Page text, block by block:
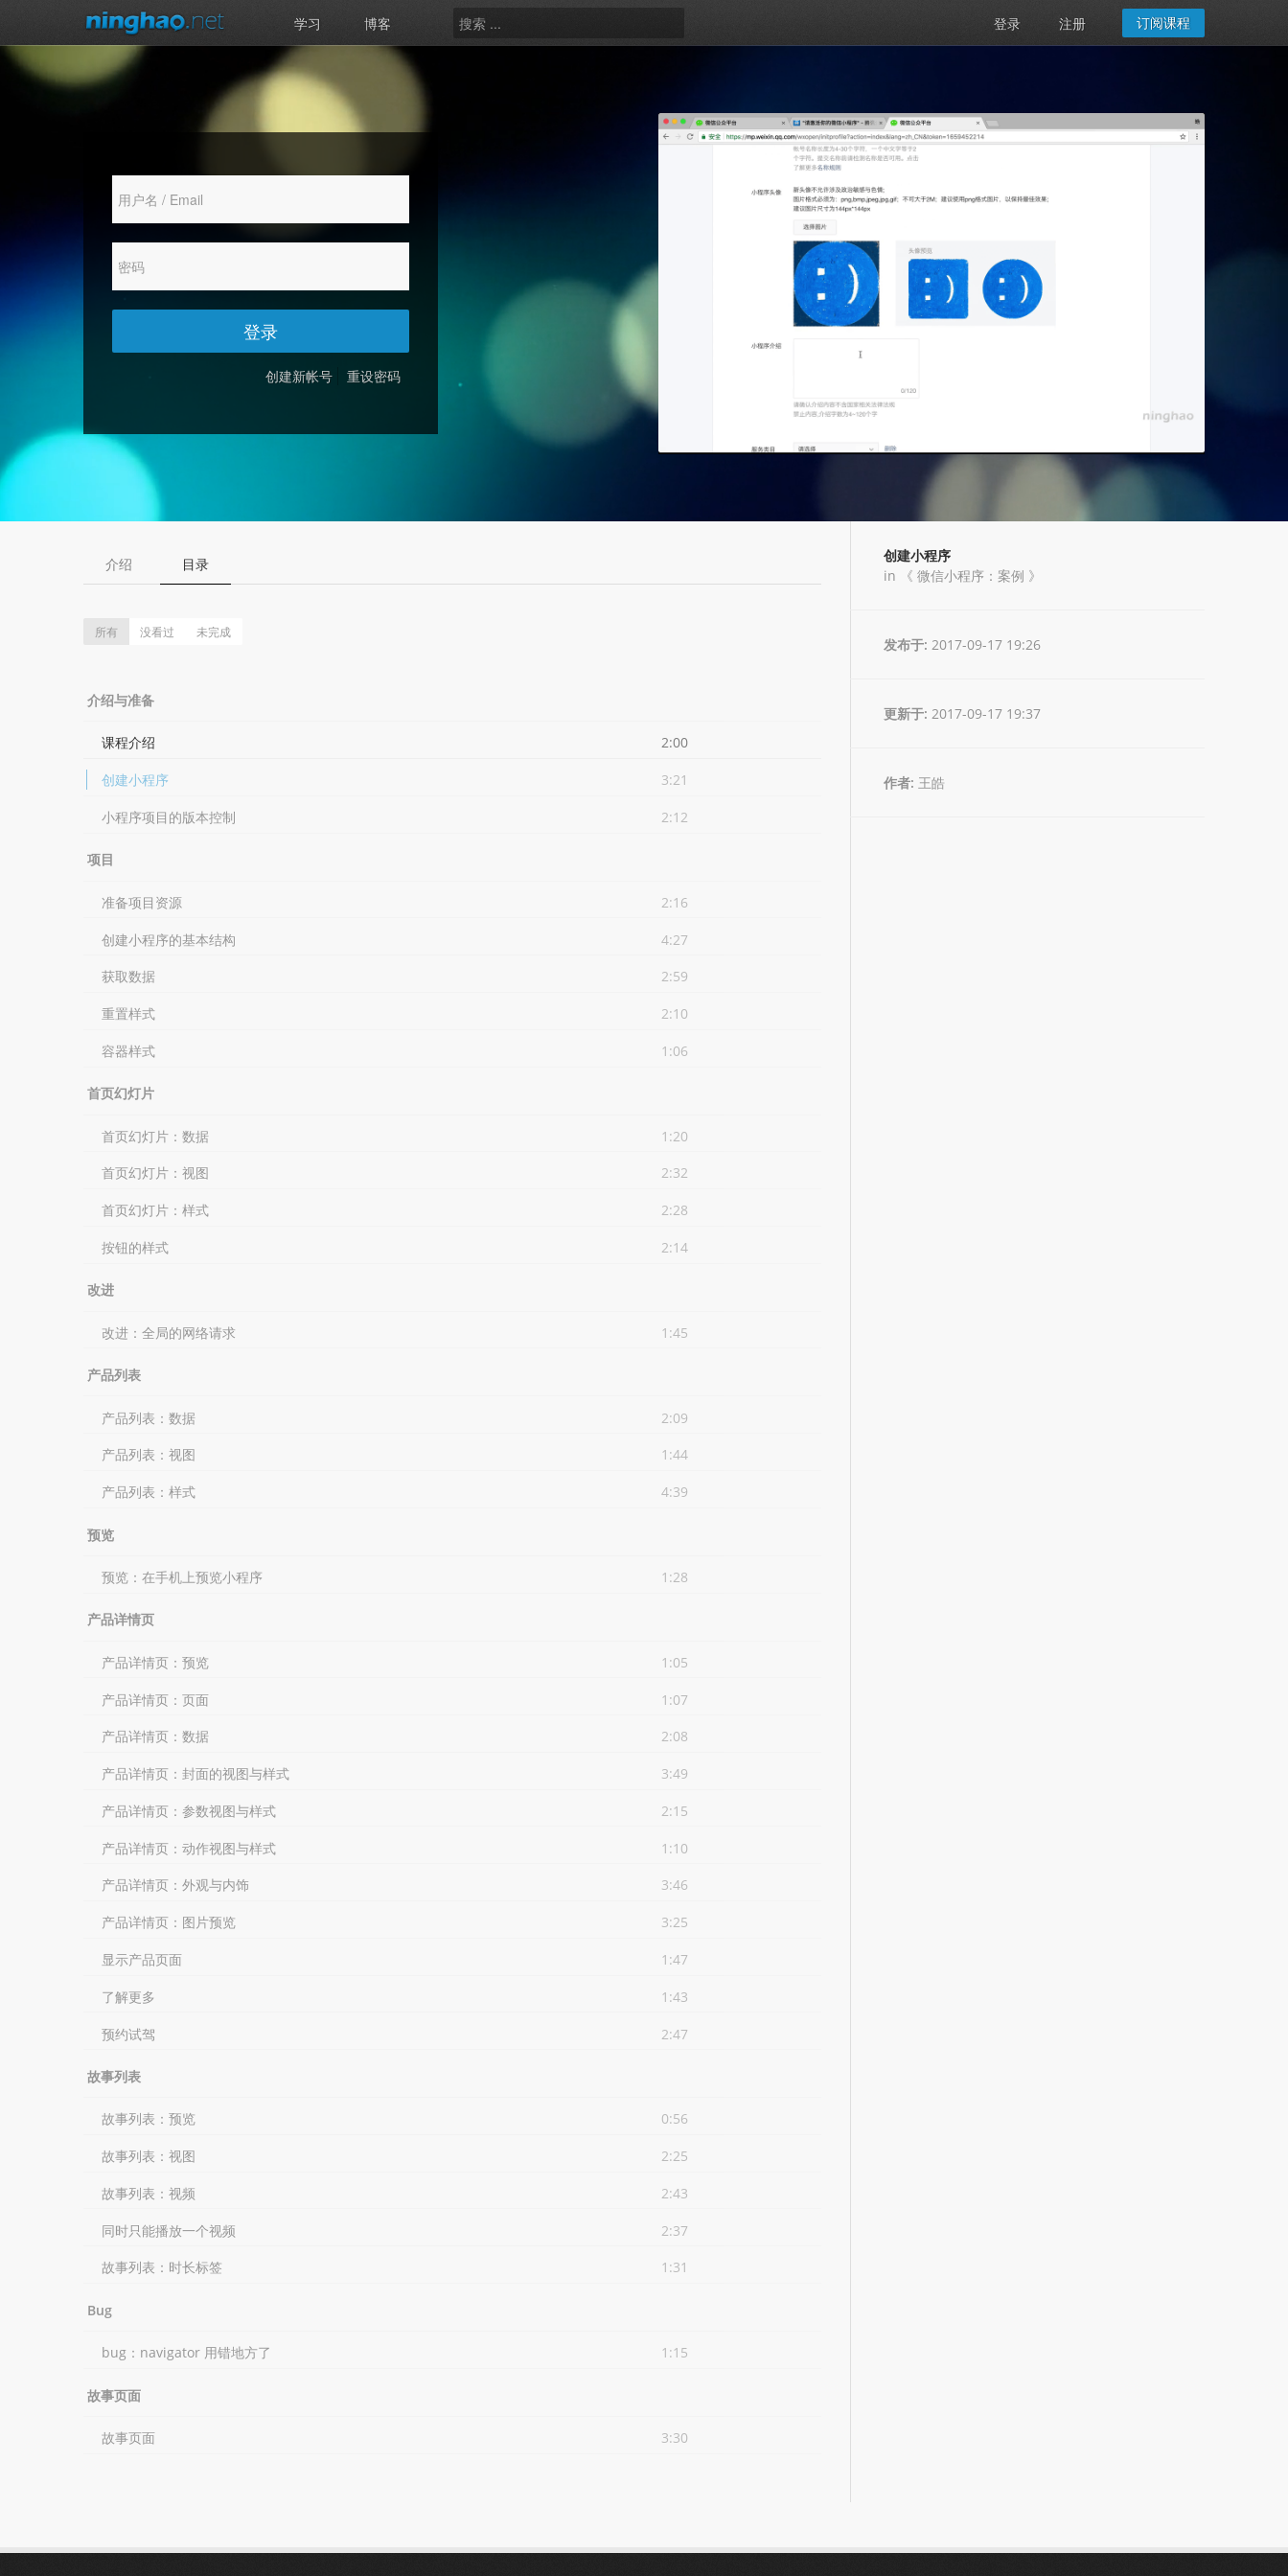
学习 博客 登录 注册 订阅课程
创建新帐号 重设密码
登录
介绍 目录
所有 没看过 未完成
介绍与准备
课程介绍 2:00
创建小程序 3:21
小程序项目的版本控制 2:12
项目
准备项目资源 2:16
创建小程序的基本结构 4:27
获取数据 2:59
重置样式 2:10
容器样式 1:06
首页幻灯片
首页幻灯片：数据 1:20
首页幻灯片：视图 2:32
首页幻灯片：样式 2:28
按钮的样式 2:14
改进
改进：全局的网络请求 1:45
产品列表
产品列表：数据 2:09
产品列表：视图 1:44
产品列表：样式 4:39
预览
预览：在手机上预览小程序 1:28
产品详情页
产品详情页：预览 1:05
产品详情页：页面 1:07
产品详情页：数据 2:08
产品详情页：封面的视图与样式 3:49
产品详情页：参数视图与样式 2:15
产品详情页：动作视图与样式 1:10
产品详情页：外观与内饰 3:46
产品详情页：图片预览 3:25
显示产品页面 1:47
了解更多 1:43
预约试驾 2:47
故事列表
故事列表：预览 0:56
故事列表：视图 2:25
故事列表：视频 2:43
同时只能播放一个视频 2:37
故事列表：时长标签 1:31
Bug
bug：navigator 用错地方了 1:15
故事页面
故事页面 3:30
创建小程序
in 《 微信小程序：案例 》
发布于: 2017-09-17 19:26
更新于: 2017-09-17 19:37
作者: 王皓